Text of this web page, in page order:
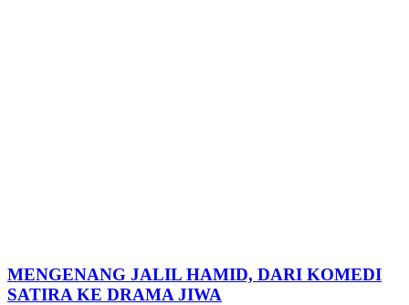
MENGENANG JALIL HAMID, DARI KOMEDI
SATIRA KE DRAMA JIWA